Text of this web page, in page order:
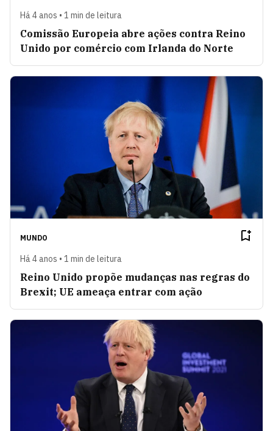
Há 4 anos • 1 min de leitura
Comissão Europeia abre ações contra Reino
Unido por comércio com Irlanda do Norte
MUNDO
Há 4 anos • 1 min de leitura
Reino Unido propõe mudanças nas regras do
Brexit; UE ameaça entrar com ação